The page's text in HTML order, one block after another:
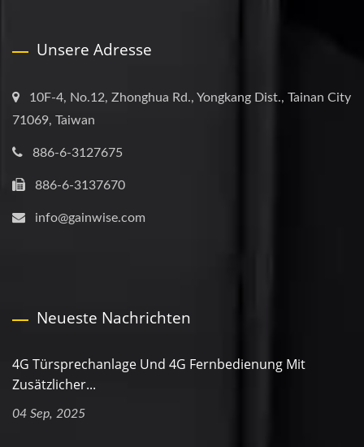
Unsere Adresse
10F-4, No.12, Zhonghua Rd., Yongkang Dist., Tainan City
71069, Taiwan
886-6-3127675
886-6-3137670
info@gainwise.com
Neueste Nachrichten
4G Türsprechanlage Und 4G Fernbedienung Mit
Zusätzlicher...
04 Sep, 2025